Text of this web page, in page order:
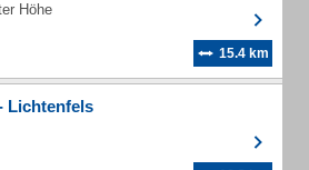
Höhe
15.4 km
Lichtenfels